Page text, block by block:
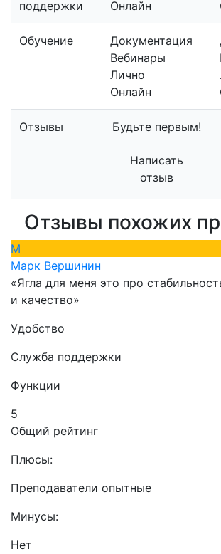
поддержки
Онлайн
Обучение
Документация
Вебинары
Лично
Онлайн
Отзывы Будьте первым!
Написать
отзыв
Отзывы похожих
М
Марк Вершинин
«Ягла для меня это про
и качество»
Удобство
Служба поддержки
Функции
5
Общий рейтинг
Плюсы:
Преподаватели опытные
Минусы:
Нет